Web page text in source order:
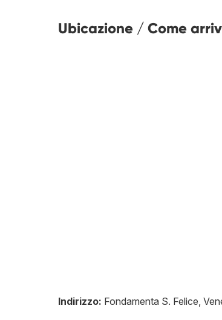
Ubicazione / Come
Indirizzo: Fondamenta S. Felice,